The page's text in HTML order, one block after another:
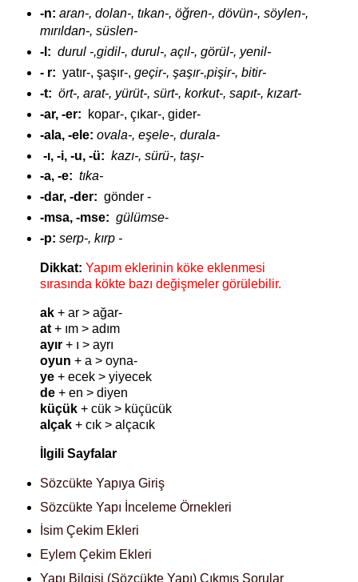
-n: aran-, dolan-, tıkan-, öğren-, dövün-, söylen-,
mırıldan-, süslen-
-l: durul -,gidil-, durul-, açıl-, görül-, yenil-
- r: yatır-, şaşır-, geçir-, şaşır-,pişir-, bitir-
-t: ört-, arat-, yürüt-, sürt-, korkut-, sapıt-, kızart-
-ar, -er: kopar-, çıkar-, gider-
-ala, -ele: ovala-, eşele-, durala-
-ı, -i, -u, -ü: kazı-, sürü-, taşı-
-a, -e: tıka-
-dar, -der: gönder -
-msa, -mse: gülümse-
-p: serp-, kırp -
Dikkat: Yapım eklerinin köke eklenmesi
sırasında kökte bazı değişmeler görülebilir.
ak + ar > ağar-
at + ım > adım
ayır + ı > ayrı
oyun + a > oyna-
ye + ecek > yiyecek
de + en > diyen
küçük + cük > küçücük
alçak + cık > alçacık
İlgili Sayfalar
Sözcükte Yapıya Giriş
Sözcükte Yapı İnceleme Örnekleri
İsim Çekim Ekleri
Eylem Çekim Ekleri
Yapı Bilgisi (Sözcükte Yapı) Çıkmış Sorular